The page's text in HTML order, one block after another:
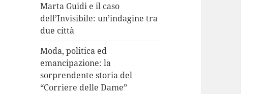
Marta Guidi e il caso
dell’Invisibile: un’indagine tra
due città
Moda, politica ed
emancipazione: la
sorprendente storia del
“Corriere delle Dame”